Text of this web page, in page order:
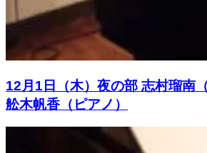
12月1日（木）夜の部 志村瑠南
舩木帆香（ピアノ）